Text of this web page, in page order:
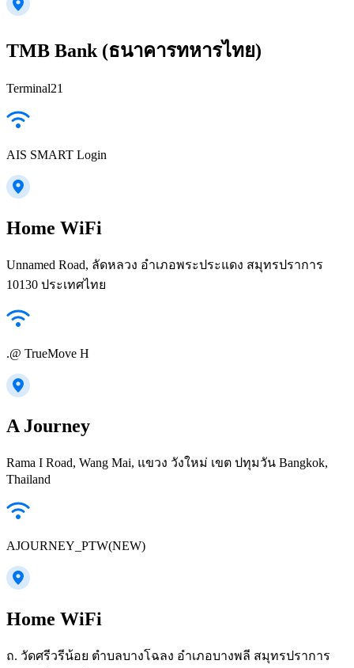
TMB Bank (ธนาคารทหารไทย)
Terminal21
AIS SMART Login
Home WiFi
Unnamed Road, ลัดหลวง อำเภอพระประแดง สมุทรปราการ
10130 ประเทศไทย
.@ TrueMove H
A Journey
Rama I Road, Wang Mai, แขวง วังใหม่ เขต ปทุมวัน Bangkok,
Thailand
AJOURNEY_PTW(NEW)
Home WiFi
ถ. วัดศรีวรีน้อย ตำบลบางโฉลง อำเภอบางพลี สมุทรปราการ